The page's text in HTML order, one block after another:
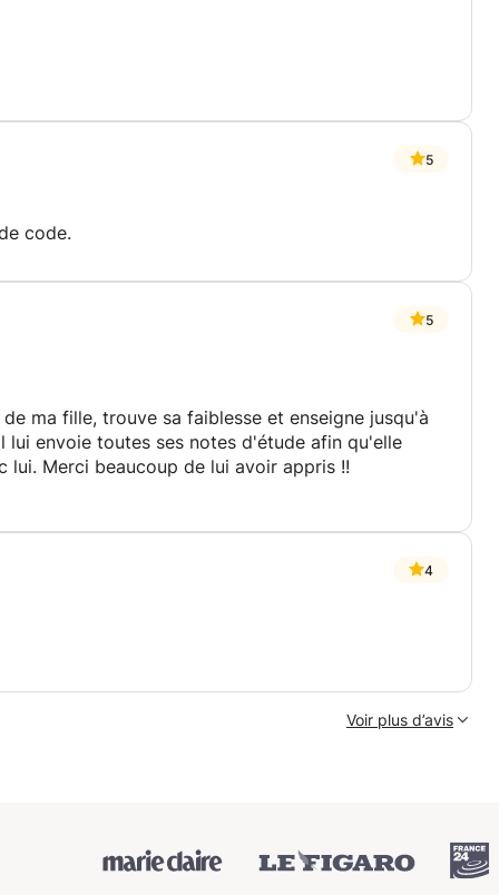
sur des données fiables.
à développer une compétence devenue
vos propres programmes Java, comprendre
à maîtriser Java de manière claire, pratique et
en mathématiques
niveau fragile à une maîtrise solide des
5
code.
5
ma fille, trouve sa faiblesse et enseigne jusqu'à
lui envoie toutes ses notes d'étude afin qu'elle
lui. Merci beaucoup de lui avoir appris !!
4
Voir plus d’avis